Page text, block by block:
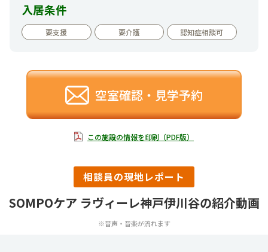
入居条件
要支援 要介護 認知症相談可
空室確認・見学予約
この施設の情報を印刷（PDF版）
相談員の現地レポート
SOMPOケア ラヴィーレ神戸伊川谷の紹介動画
※音声・音楽が流れます